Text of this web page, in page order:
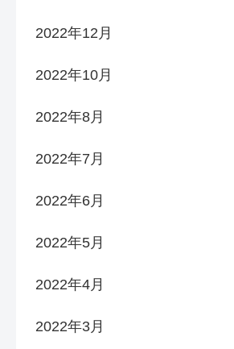
2022年12月
2022年10月
2022年8月
2022年7月
2022年6月
2022年5月
2022年4月
2022年3月